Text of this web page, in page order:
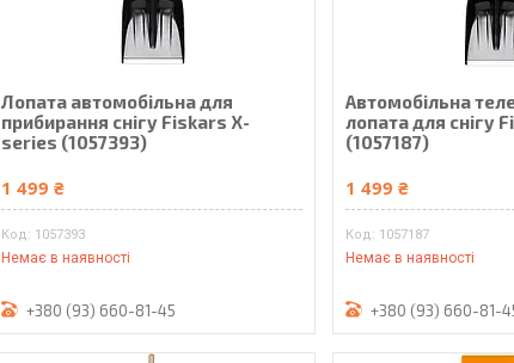
Лопата автомобільна для
прибирання снігу Fiskars X-
series (1057393)
1 499 ₴
1057393
Немає в наявності
+380 (93) 660-81-45
Автомобільна
лопата для снігу
(1057187)
1 499 ₴
1057187
Немає в наявності
+380 (93) 660-81-